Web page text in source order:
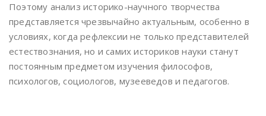
Поэтому анализ историко-научного творчества
представляется чрезвычайно актуальным, особенно в
условиях, когда рефлексии не только представителей
естествознания, но и самих историков науки станут
постоянным предметом изучения философов,
психологов, социологов, музееведов и педагогов.